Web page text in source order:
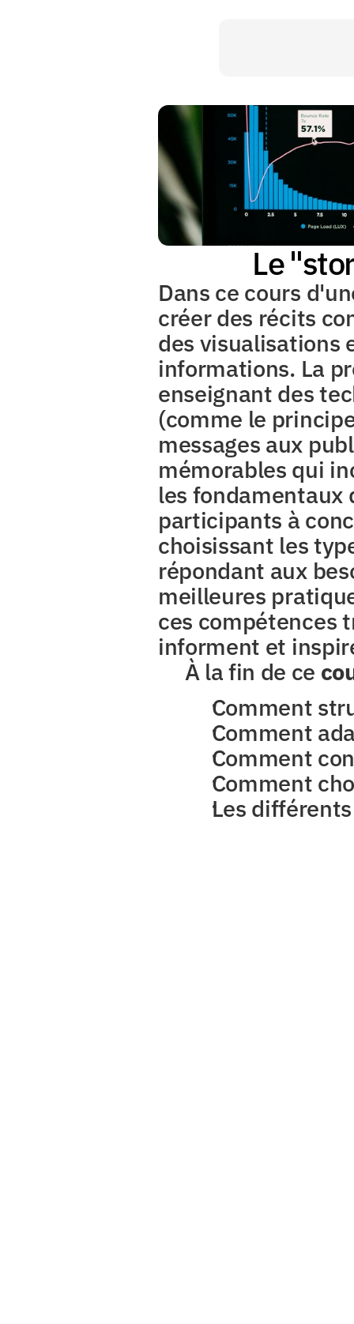
Le
Dans ce cours
créer des récits
des visualisations
informations. La
enseignant des
(comme le
messages aux
mémorables qui
les fondamentaux
participants à
choisissant les
répondant aux
meilleures
ces compétences
informent et
À la fin de ce
Comment
Comment
Comment
Comment
Les